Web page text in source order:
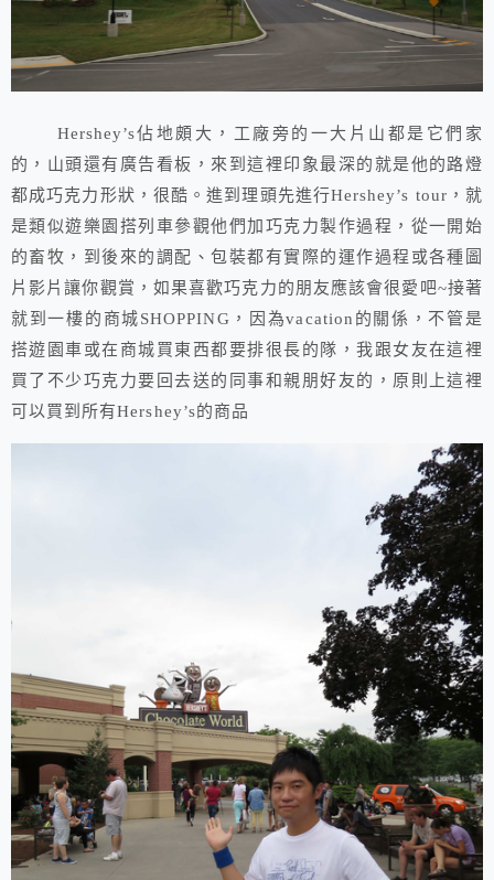
Hershey’s佔地頗大，工廠旁的一大片山都是它們家
的，山頭還有廣告看板，來到這裡印象最深的就是他的路燈
都成巧克力形狀，很酷。進到理頭先進行Hershey’s tour，就
是類似遊樂園搭列車參觀他們加巧克力製作過程，從一開始
的畜牧，到後來的調配、包裝都有實際的運作過程或各種圖
片影片讓你觀賞，如果喜歡巧克力的朋友應該會很愛吧~接著
就到一樓的商城SHOPPING，因為vacation的關係，不管是
搭遊園車或在商城買東西都要排很長的隊，我跟女友在這裡
買了不少巧克力要回去送的同事和親朋好友的，原則上這裡
可以買到所有Hershey’s的商品